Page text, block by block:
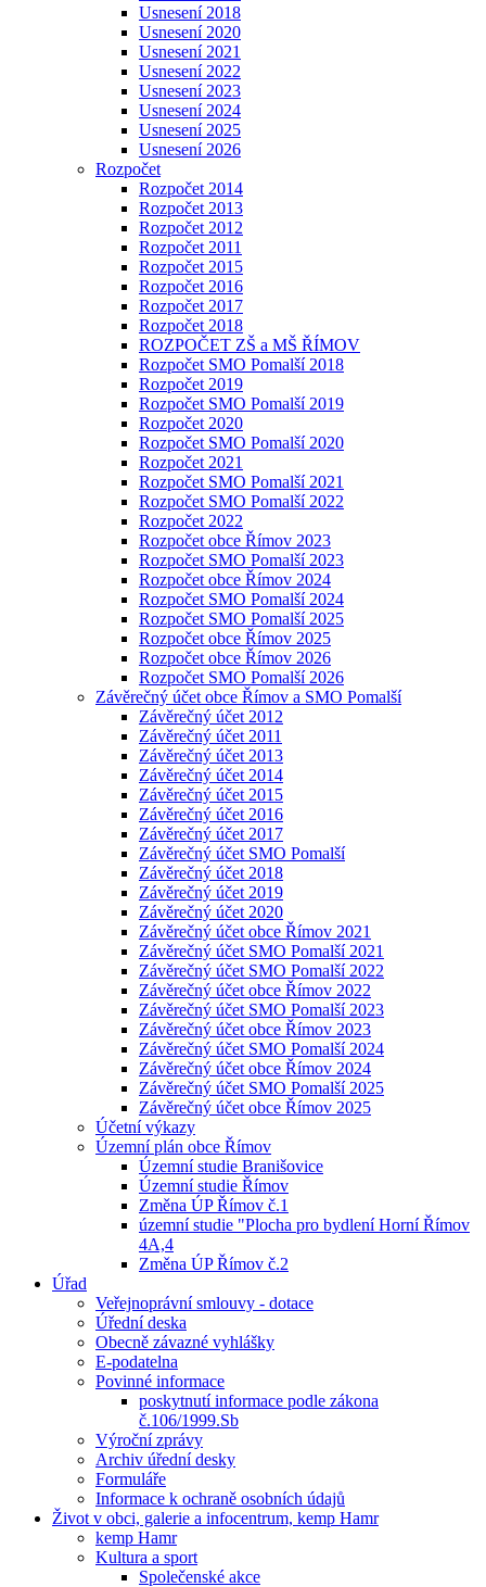
Usnesení 2018
Usnesení 2020
Usnesení 2021
Usnesení 2022
Usnesení 2023
Usnesení 2024
Usnesení 2025
Usnesení 2026
Rozpočet
Rozpočet 2014
Rozpočet 2013
Rozpočet 2012
Rozpočet 2011
Rozpočet 2015
Rozpočet 2016
Rozpočet 2017
Rozpočet 2018
ROZPOČET ZŠ a MŠ ŘÍMOV
Rozpočet SMO Pomalší 2018
Rozpočet 2019
Rozpočet SMO Pomalší 2019
Rozpočet 2020
Rozpočet SMO Pomalší 2020
Rozpočet 2021
Rozpočet SMO Pomalší 2021
Rozpočet SMO Pomalší 2022
Rozpočet 2022
Rozpočet obce Římov 2023
Rozpočet SMO Pomalší 2023
Rozpočet obce Římov 2024
Rozpočet SMO Pomalší 2024
Rozpočet SMO Pomalší 2025
Rozpočet obce Římov 2025
Rozpočet obce Římov 2026
Rozpočet SMO Pomalší 2026
Závěrečný účet obce Římov a SMO Pomalší
Závěrečný účet 2012
Závěrečný účet 2011
Závěrečný účet 2013
Závěrečný účet 2014
Závěrečný účet 2015
Závěrečný účet 2016
Závěrečný účet 2017
Závěrečný účet SMO Pomalší
Závěrečný účet 2018
Závěrečný účet 2019
Závěrečný účet 2020
Závěrečný účet obce Římov 2021
Závěrečný účet SMO Pomalší 2021
Závěrečný účet SMO Pomalší 2022
Závěrečný účet obce Římov 2022
Závěrečný účet SMO Pomalší 2023
Závěrečný účet obce Římov 2023
Závěrečný účet SMO Pomalší 2024
Závěrečný účet obce Římov 2024
Závěrečný účet SMO Pomalší 2025
Závěrečný účet obce Římov 2025
Účetní výkazy
Územní plán obce Římov
Územní studie Branišovice
Územní studie Římov
Změna ÚP Římov č.1
územní studie "Plocha pro bydlení Horní Římov
4A,4
Změna ÚP Římov č.2
Úřad
Veřejnoprávní smlouvy - dotace
Úřední deska
Obecně závazné vyhlášky
E-podatelna
Povinné informace
poskytnutí informace podle zákona
č.106/1999.Sb
Výroční zprávy
Archiv úřední desky
Formuláře
Informace k ochraně osobních údajů
Život v obci, galerie a infocentrum, kemp Hamr
kemp Hamr
Kultura a sport
Společenské akce